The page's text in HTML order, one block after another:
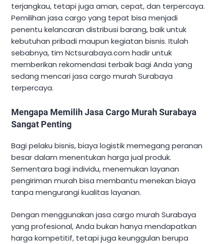
terjangkau, tetapi juga aman, cepat, dan terpercaya.
Pemilihan jasa cargo yang tepat bisa menjadi
penentu kelancaran distribusi barang, baik untuk
kebutuhan pribadi maupun kegiatan bisnis. Itulah
sebabnya, tim Nctsurabaya.com hadir untuk
memberikan rekomendasi terbaik bagi Anda yang
sedang mencari jasa cargo murah Surabaya
terpercaya.
Mengapa Memilih Jasa Cargo Murah Surabaya
Sangat Penting
Bagi pelaku bisnis, biaya logistik memegang peranan
besar dalam menentukan harga jual produk.
Sementara bagi individu, menemukan layanan
pengiriman murah bisa membantu menekan biaya
tanpa mengurangi kualitas layanan.
Dengan menggunakan jasa cargo murah Surabaya
yang profesional, Anda bukan hanya mendapatkan
harga kompetitif, tetapi juga keunggulan berupa